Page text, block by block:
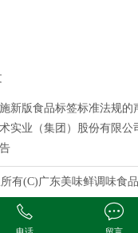
新版食品标签标准法规的
实业（集团）股份有限公
有(C)广东美味鲜调味食